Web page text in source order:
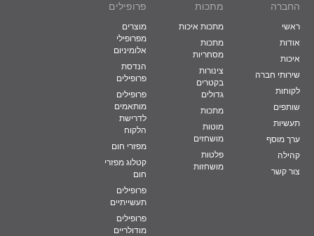
החברה
ראשי
אודות
איכות
שירותי חברה
לקוחות
שותפים
תעשיות
ערך מוסף
קהילה
צור קשר
מתכות
מתכות איכות
מתכות
מסחריות
צינורות
בקטרים
גדולים
מתכות
מוטות
מושחזים
פלטות
מושחזות
פרופילים
מוצרים
מפרופילי
אלומיניום
הנדסת
פרופילים
פרופילים
מותאמים
לדרישת
הלקוח
מפזרי חום
קטלוג מפזרי
חום
פרופילים
תעשייתיים
פרופילים
מודולריים